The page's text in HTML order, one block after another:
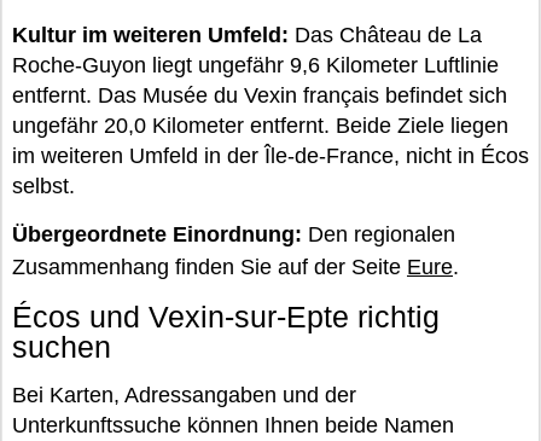
Kultur im weiteren Umfeld: Das Château de La
Roche-Guyon liegt ungefähr 9,6 Kilometer Luftlinie
entfernt. Das Musée du Vexin français befindet sich
ungefähr 20,0 Kilometer entfernt. Beide Ziele liegen
im weiteren Umfeld in der Île-de-France, nicht in Écos
selbst.
Übergeordnete Einordnung: Den regionalen
Zusammenhang finden Sie auf der Seite Eure.
Écos und Vexin-sur-Epte richtig
suchen
Bei Karten, Adressangaben und der
Unterkunftssuche können Ihnen beide Namen